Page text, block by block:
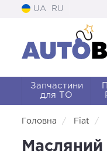
UA RU
Запчастини
для ТО
Головна Fiat